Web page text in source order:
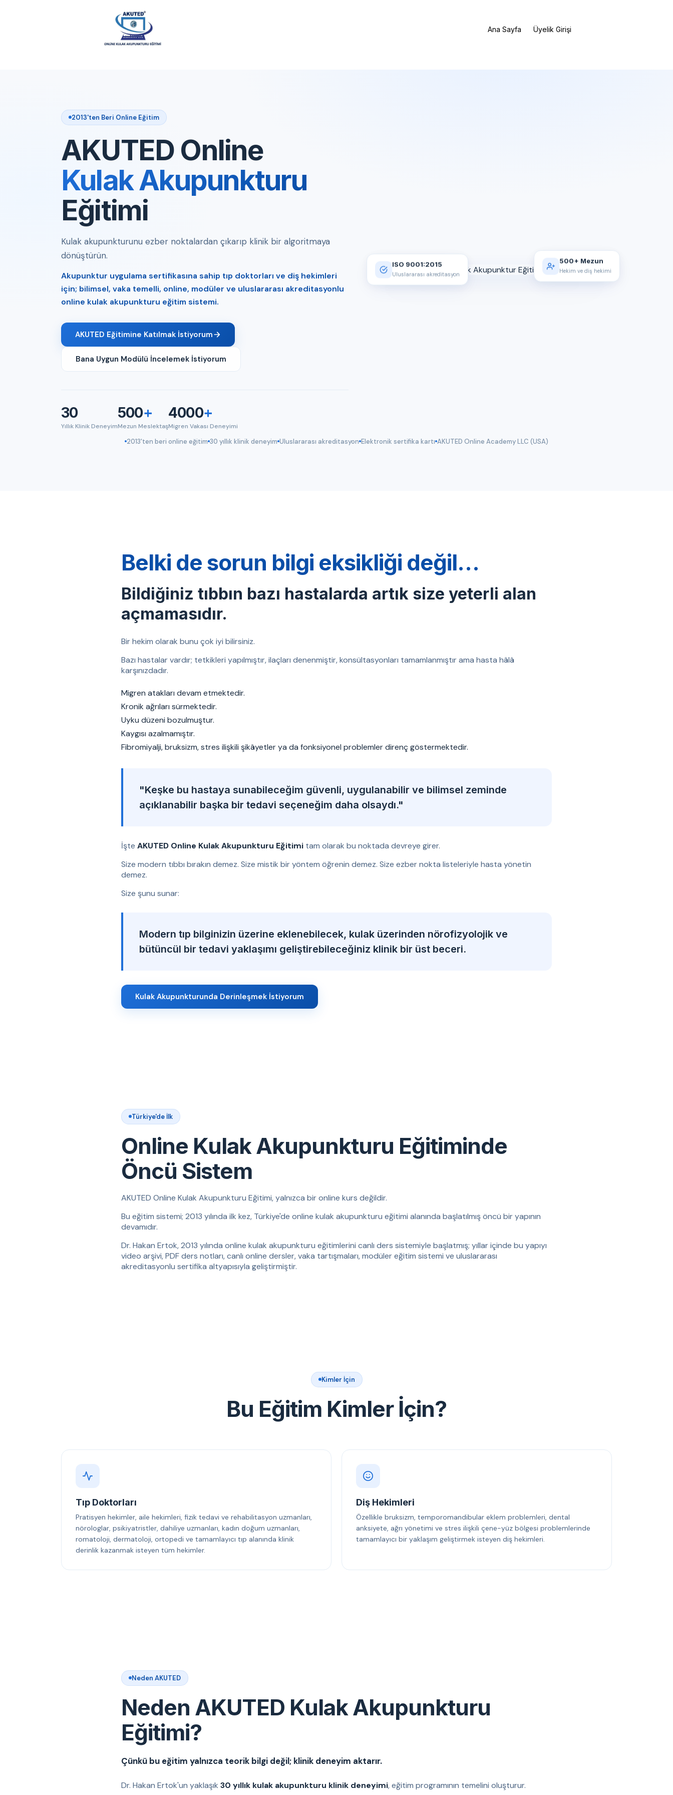
Ana Sayfa Üyelik Girişi
2013'ten Beri Online Eğitim
AKUTED Online
Kulak Akupunkturu
Eğitimi
Kulak akupunkturunu ezber noktalardan çıkarıp klinik bir algoritmaya
dönüştürün.
Akupunktur uygulama sertifikasına sahip tıp doktorları ve diş hekimleri
için; bilimsel, vaka temelli, online, modüler ve uluslararası akreditasyonlu
online kulak akupunkturu eğitim sistemi.
AKUTED Eğitimine Katılmak İstiyorum
Bana Uygun Modülü İncelemek İstiyorum
30
Yıllık Klinik Deneyim
500+
Mezun Meslektaş
4000+
Migren Vakası Deneyimi
ISO 9001:2015
Uluslararası akreditasyon
500+ Mezun
Hekim ve diş hekimi
2013'ten beri online eğitim 30 yıllık klinik deneyim Uluslararası akreditasyon Elektronik sertifika kartı AKUTED Online Academy LLC (USA)
Belki de sorun bilgi eksikliği değil…
Bildiğiniz tıbbın bazı hastalarda artık size yeterli alan
açmamasıdır.
Bir hekim olarak bunu çok iyi bilirsiniz.
Bazı hastalar vardır; tetkikleri yapılmıştır, ilaçları denenmiştir, konsültasyonları tamamlanmıştır ama hasta hâlâ
karşınızdadır.
Migren atakları devam etmektedir.
Kronik ağrıları sürmektedir.
Uyku düzeni bozulmuştur.
Kaygısı azalmamıştır.
Fibromiyalji, bruksizm, stres ilişkili şikâyetler ya da fonksiyonel problemler direnç göstermektedir.
"Keşke bu hastaya sunabileceğim güvenli, uygulanabilir ve bilimsel zeminde
açıklanabilir başka bir tedavi seçeneğim daha olsaydı."
İşte AKUTED Online Kulak Akupunkturu Eğitimi tam olarak bu noktada devreye girer.
Size modern tıbbı bırakın demez. Size mistik bir yöntem öğrenin demez. Size ezber nokta listeleriyle hasta yönetin
demez.
Size şunu sunar:
Modern tıp bilginizin üzerine eklenebilecek, kulak üzerinden nörofizyolojik ve
bütüncül bir tedavi yaklaşımı geliştirebileceğiniz klinik bir üst beceri.
Kulak Akupunkturunda Derinleşmek İstiyorum
Türkiye'de İlk
Online Kulak Akupunkturu Eğitiminde
Öncü Sistem
AKUTED Online Kulak Akupunkturu Eğitimi, yalnızca bir online kurs değildir.
Bu eğitim sistemi; 2013 yılında ilk kez, Türkiye'de online kulak akupunkturu eğitimi alanında başlatılmış öncü bir yapının
devamıdır.
Dr. Hakan Ertok, 2013 yılında online kulak akupunkturu eğitimlerini canlı ders sistemiyle başlatmış; yıllar içinde bu yapıyı
video arşivi, PDF ders notları, canlı online dersler, vaka tartışmaları, modüler eğitim sistemi ve uluslararası
akreditasyonlu sertifika altyapısıyla geliştirmiştir.
Kimler İçin
Bu Eğitim Kimler İçin?
Tıp Doktorları
Pratisyen hekimler, aile hekimleri, fizik tedavi ve rehabilitasyon uzmanları,
nörologlar, psikiyatristler, dahiliye uzmanları, kadın doğum uzmanları,
romatoloji, dermatoloji, ortopedi ve tamamlayıcı tıp alanında klinik
derinlik kazanmak isteyen tüm hekimler.
Diş Hekimleri
Özellikle bruksizm, temporomandibular eklem problemleri, dental
anksiyete, ağrı yönetimi ve stres ilişkili çene-yüz bölgesi problemlerinde
tamamlayıcı bir yaklaşım geliştirmek isteyen diş hekimleri.
Neden AKUTED
Neden AKUTED Kulak Akupunkturu
Eğitimi?
Çünkü bu eğitim yalnızca teorik bilgi değil; klinik deneyim aktarır.
Dr. Hakan Ertok'un yaklaşık 30 yıllık kulak akupunkturu klinik deneyimi, eğitim programının temelini oluşturur.